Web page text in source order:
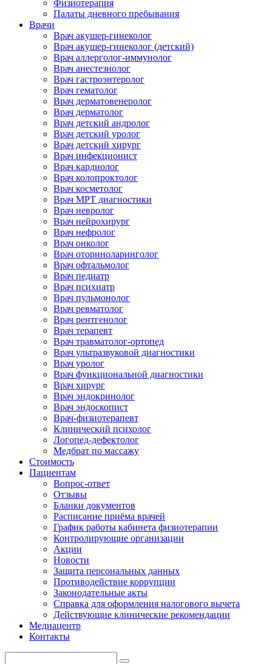
Физиотерапия
Палаты дневного пребывания
Врачи
Врач акушер-гинеколог
Врач акушер-гинеколог (детский)
Врач аллерголог-иммунолог
Врач анестезиолог
Врач гастроэнтеролог
Врач гематолог
Врач дерматовенеролог
Врач дерматолог
Врач детский андролог
Врач детский уролог
Врач детский хирург
Врач инфекционист
Врач кардиолог
Врач колопроктолог
Врач косметолог
Врач МРТ диагностики
Врач невролог
Врач нейрохирург
Врач нефролог
Врач онколог
Врач оториноларинголог
Врач офтальмолог
Врач педиатр
Врач психиатр
Врач пульмонолог
Врач ревматолог
Врач рентгенолог
Врач терапевт
Врач травматолог-ортопед
Врач ультразвуковой диагностики
Врач уролог
Врач функциональной диагностики
Врач хирург
Врач эндокринолог
Врач эндоскопист
Врач-физиотерапевт
Клинический психолог
Логопед-дефектолог
Медбрат по массажу
Стоимость
Пациентам
Вопрос-ответ
Отзывы
Бланки документов
Расписание приёма врачей
График работы кабинета физиотерапии
Контролирующие организации
Акции
Новости
Защита персональных данных
Противодействие коррупции
Законодательные акты
Справка для оформления налогового вычета
Действующие клинические рекомендации
Медиацентр
Контакты